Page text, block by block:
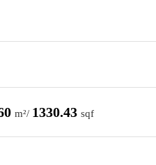
m²/ 1330.43 sqf